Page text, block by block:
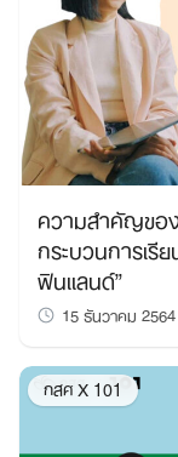
ความสำคัญขอ
กระบวนการเรี
ฟินแลนด์”
15 ธันวาคม 2564
กสศ X 101